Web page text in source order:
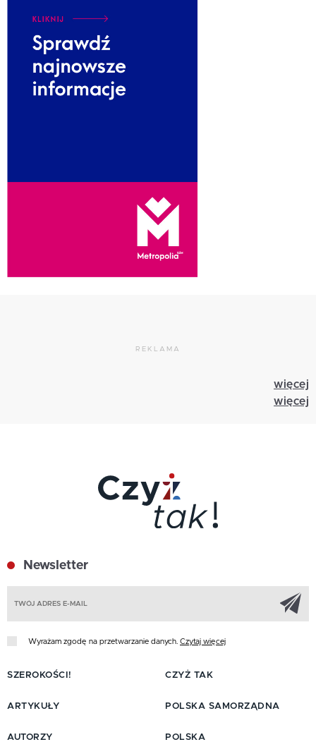
REKLAMA
więcej
więcej
Newsletter
Wyrażam zgodę na przetwarzanie danych. Czytaj więcej
SZEROKOŚCI!
ARTYKUŁY
AUTORZY
CZYŻ TAK
POLSKA SAMORZĄDNA
POLSKA